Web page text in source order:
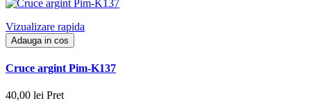
Vizualizare rapida
Adauga in cos
Cruce argint Pim-K137
40,00 lei Pret